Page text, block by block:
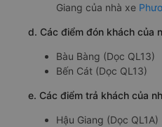
Giang của nhà xe
d. Các điểm đón khách của
Bàu Bàng (Dọc QL13)
Bến Cát (Dọc QL13)
e. Các điểm trả khách của
Hậu Giang (Dọc QL1A)